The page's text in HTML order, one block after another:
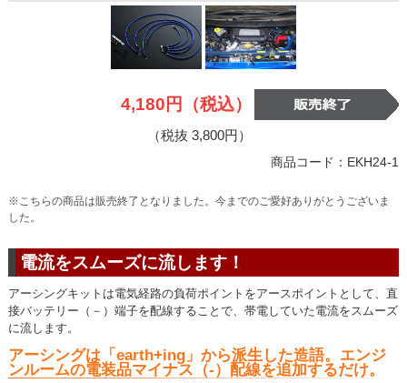
4,180円（税込）
（税抜 3,800円）
商品コード：EKH24-1
※こちらの商品は販売終了となりました。今までのご愛好ありがとうございま
した。
電流をスムーズに流します！
アーシングキットは電気経路の負荷ポイントをアースポイントとして、直
接バッテリー（－）端子を配線することで、帯電していた電流をスムーズ
に流します。
アーシングは「earth+ing」から派生した造語。エンジ
ンルームの電装品マイナス（-）配線を追加するだけ。